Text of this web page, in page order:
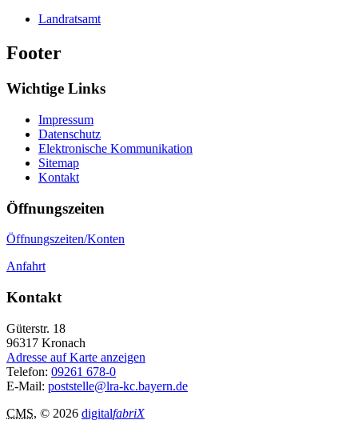
Landratsamt
Footer
Wichtige Links
Impressum
Datenschutz
Elektronische Kommunikation
Sitemap
Kontakt
Öffnungszeiten
Öffnungszeiten/Konten
Anfahrt
Kontakt
Güterstr. 18
96317 Kronach
Adresse auf Karte anzeigen
Telefon: 09261 678-0
E-Mail: poststelle@lra-kc.bayern.de
CMS, © 2026 digitalfabriX